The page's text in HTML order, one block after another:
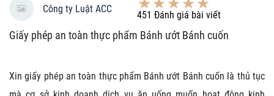
Công ty Luật ACC
451 Đánh giá bài viết
Giấy phép an toàn thực phẩm Bánh ướt Bánh cuốn
Xin giấy phép an toàn thực phẩm Bánh ướt Bánh cuốn là thủ tục